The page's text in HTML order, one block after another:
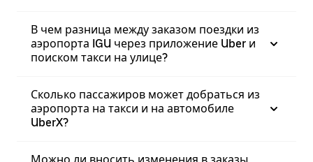
В чем разница между заказом поездки из
аэропорта IGU через приложение Uber и
поиском такси на улице?
Сколько пассажиров может добраться из
аэропорта на такси и на автомобиле
UberX?